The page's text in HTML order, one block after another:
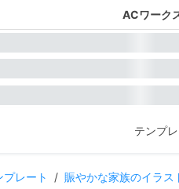
ACワーク
テンプ
レート / 賑やかな家族のイラス